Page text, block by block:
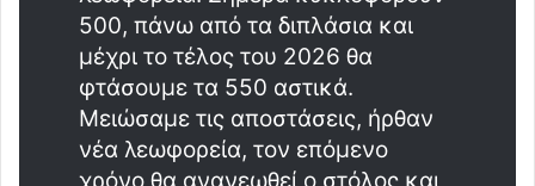
500, πάνω από τα διπλάσια και
μέχρι το τέλος του 2026 θα
φτάσουμε τα 550 αστικά.
Μειώσαμε τις αποστάσεις, ήρθαν
νέα λεωφορεία, τον επόμενο